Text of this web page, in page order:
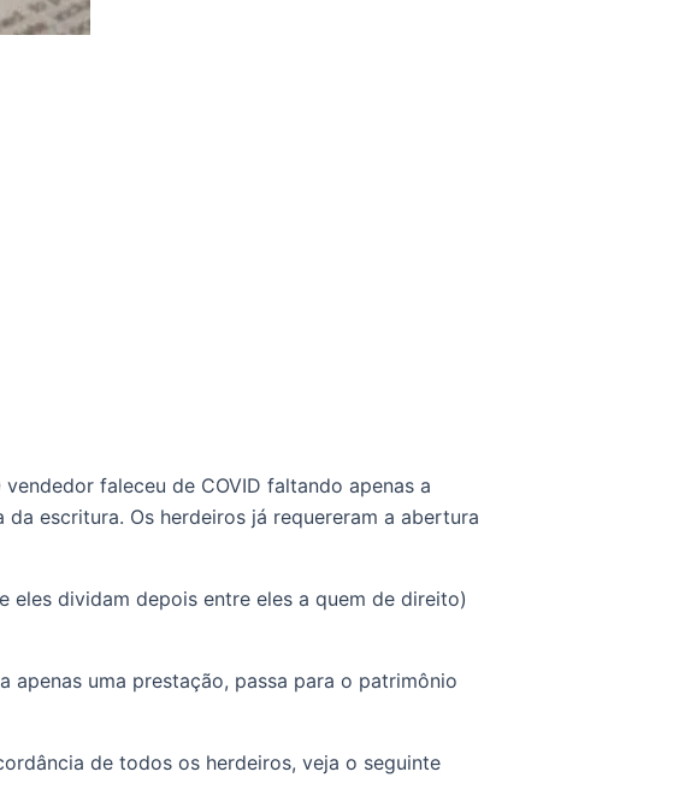
faleceu de COVID faltando apenas a
escritura. Os herdeiros já requereram a abertura
dividam depois entre eles a quem de direito)
uma prestação, passa para o patrimônio
de todos os herdeiros, veja o seguinte